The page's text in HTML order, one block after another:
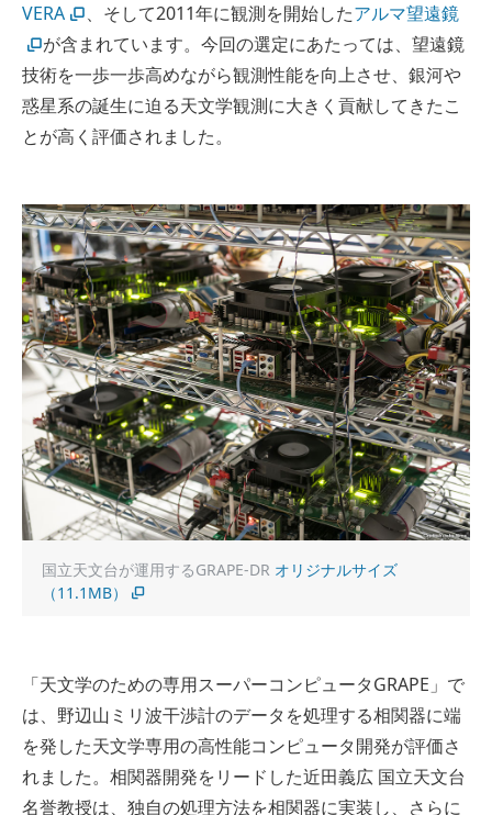
VERA
、そして2011年に観測を開始したアルマ望遠鏡
が含まれています。今回の選定にあたっては、望遠鏡
技術を一歩一歩高めながら観測性能を向上させ、銀河や
惑星系の誕生に迫る天文学観測に大きく貢献してきたこ
とが高く評価されました。
国立天文台が運用するGRAPE-DR オリジナルサイズ
（11.1MB）
「天文学のための専用スーパーコンピュータGRAPE」で
は、野辺山ミリ波干渉計のデータを処理する相関器に端
を発した天文学専用の高性能コンピュータ開発が評価さ
れました。相関器開発をリードした近田義広 国立天文台
名誉教授は、独自の処理方法を相関器に実装し、さらに